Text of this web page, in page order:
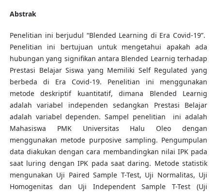
Abstrak
Penelitian ini berjudul “Blended Learning di Era Covid-19”.
Penelitian ini bertujuan untuk mengetahui apakah ada
hubungan yang signifikan antara Blended Learnig terhadap
Prestasi Belajar Siswa yang Memiliki Self Regulated yang
berbeda di Era Covid-19. Penelitian ini menggunakan
metode deskriptif kuantitatif, dimana Blended Learnig
adalah variabel independen sedangkan Prestasi Belajar
adalah variabel dependen. Sampel penelitian ini adalah
Mahasiswa PMK Universitas Halu Oleo dengan
menggunakan metode purposive sampling. Pengumpulan
data diakukan dengan cara membandingkan nilai IPK pada
saat luring dengan IPK pada saat daring. Metode statistik
mengunakan Uji Paired Sample T-Test, Uji Normalitas, Uji
Homogenitas dan Uji Independent Sample T-Test (Uji